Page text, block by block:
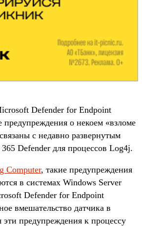
Defender for Endpoint
предупреждения о некоем «взломе
с недавно развернутым
Defender для процессов Log4j.
Computer, такие предупреждения
в системах Windows Server
Defender for Endpoint
вмешательство датчика в
эти предупреждения к процессу